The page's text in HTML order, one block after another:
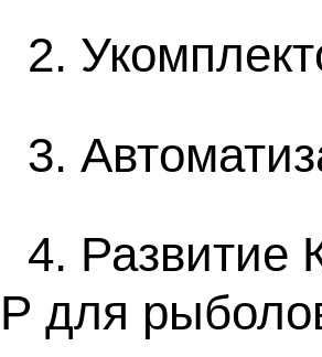
2.
3.
4. Развитие
Р для